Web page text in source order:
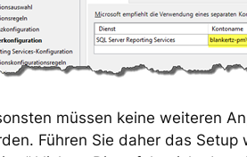
müssen keine weiteren
Führen Sie daher das